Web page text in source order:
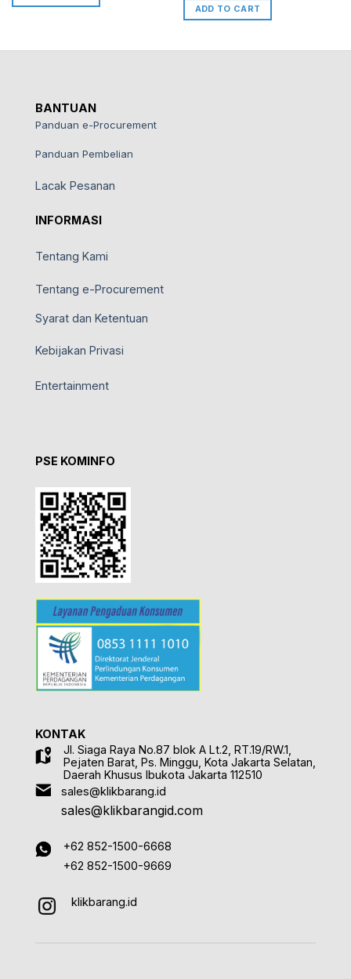
ADD TO CART
BANTUAN
Panduan e-Procurement
Panduan Pembelian
Lacak Pesanan
INFORMASI
Tentang Kami
Tentang e-Procurement
Syarat dan Ketentuan
Kebijakan Privasi
Entertainment
PSE KOMINFO
KONTAK
Jl. Siaga Raya No.87 blok A Lt.2, RT.19/RW.1,
Pejaten Barat, Ps. Minggu, Kota Jakarta Selatan,
Daerah Khusus Ibukota Jakarta 112510
sales@klikbarang.id
sales@klikbarangid.com
+62 852-1500-6668
+62 852-1500-9669
klikbarang.id